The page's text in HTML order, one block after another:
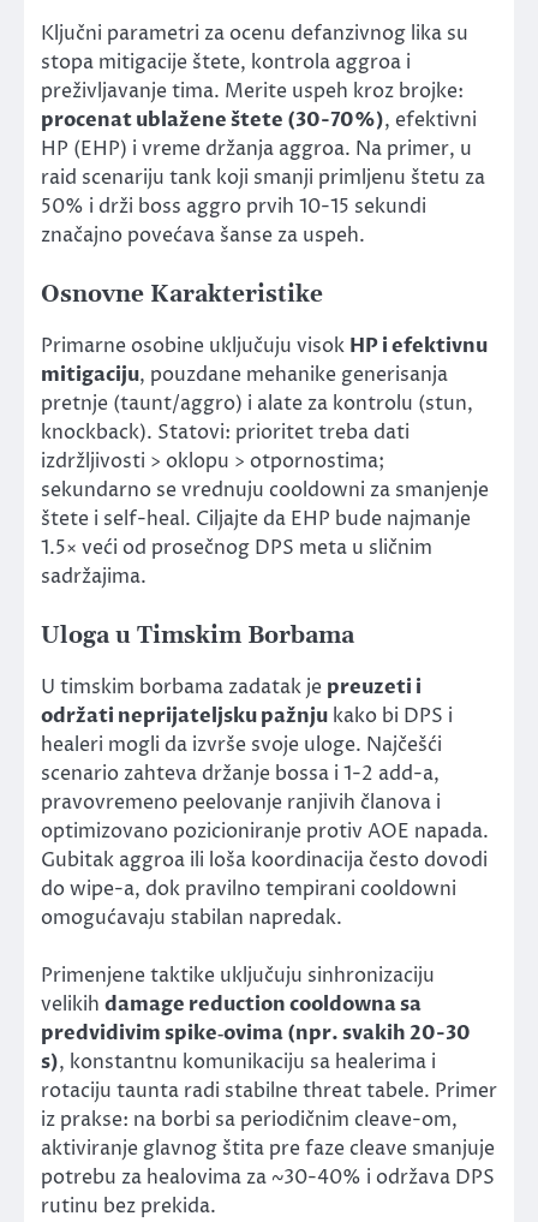
Ključni parametri za ocenu defanzivnog lika su
stopa mitigacije štete, kontrola aggroa i
preživljavanje tima. Merite uspeh kroz brojke:
procenat ublažene štete (30-70%), efektivni
HP (EHP) i vreme držanja aggroa. Na primer, u
raid scenariju tank koji smanji primljenu štetu za
50% i drži boss aggro prvih 10-15 sekundi
značajno povećava šanse za uspeh.
Osnovne Karakteristike
Primarne osobine uključuju visok HP i efektivnu
mitigaciju, pouzdane mehanike generisanja
pretnje (taunt/aggro) i alate za kontrolu (stun,
knockback). Statovi: prioritet treba dati
izdržljivosti > oklopu > otpornostima;
sekundarno se vrednuju cooldowni za smanjenje
štete i self-heal. Ciljajte da EHP bude najmanje
1.5× veći od prosečnog DPS meta u sličnim
sadržajima.
Uloga u Timskim Borbama
U timskim borbama zadatak je preuzeti i
održati neprijateljsku pažnju kako bi DPS i
healeri mogli da izvrše svoje uloge. Najčešći
scenario zahteva držanje bossa i 1-2 add-a,
pravovremeno peelovanje ranjivih članova i
optimizovano pozicioniranje protiv AOE napada.
Gubitak aggroa ili loša koordinacija često dovodi
do wipe-a, dok pravilno tempirani cooldowni
omogućavaju stabilan napredak.
Primenjene taktike uključuju sinhronizaciju
velikih damage reduction cooldowna sa
predvidivim spike‑ovima (npr. svakih 20-30
s), konstantnu komunikaciju sa healerima i
rotaciju taunta radi stabilne threat tabele. Primer
iz prakse: na borbi sa periodičnim cleave-om,
aktiviranje glavnog štita pre faze cleave smanjuje
potrebu za healovima za ~30-40% i održava DPS
rutinu bez prekida.